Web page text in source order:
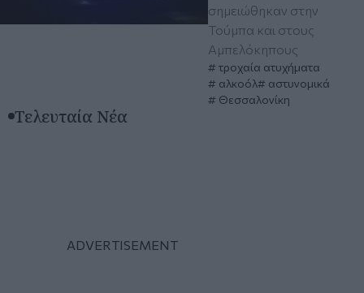
σημειώθηκαν στην
Τούμπα και στους
Αμπελόκηπους
τροχαία ατυχήματα
αλκοόλ
αστυνομικά
Θεσσαλονίκη
Τελευταία Νέα